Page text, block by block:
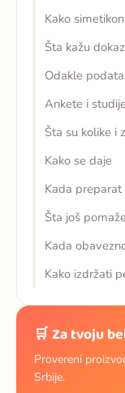
Kako
Šta kažu
Odakle
Ankete i
Šta su kolike i
Kako se daje
Kada
Šta još
Kada
Kako izdržati
🛒 Za tvoju
Provereni
Srbije.